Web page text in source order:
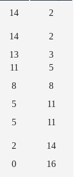
14 2
14
2
13
3
11
5
8
8
5
11
5 11
2
14
0
16